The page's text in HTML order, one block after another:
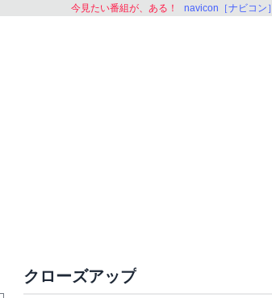
今見たい番組が、ある！ navicon［ナビコン］
クローズアップ